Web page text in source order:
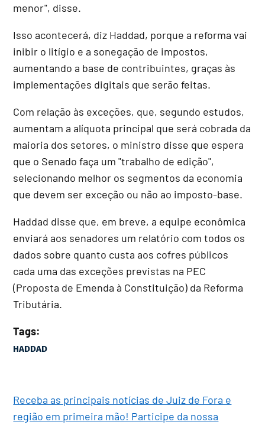
menor", disse.
Isso acontecerá, diz Haddad, porque a reforma vai
inibir o litígio e a sonegação de impostos,
aumentando a base de contribuintes, graças às
implementações digitais que serão feitas.
Com relação às exceções, que, segundo estudos,
aumentam a alíquota principal que será cobrada da
maioria dos setores, o ministro disse que espera
que o Senado faça um "trabalho de edição",
selecionando melhor os segmentos da economia
que devem ser exceção ou não ao imposto-base.
Haddad disse que, em breve, a equipe econômica
enviará aos senadores um relatório com todos os
dados sobre quanto custa aos cofres públicos
cada uma das exceções previstas na PEC
(Proposta de Emenda à Constituição) da Reforma
Tributária.
Tags:
HADDAD
Receba as principais notícias de Juiz de Fora e
região em primeira mão! Participe da nossa